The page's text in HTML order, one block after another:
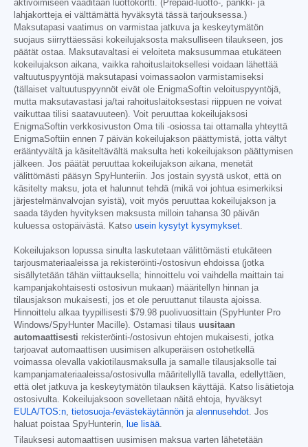
aktivoimiseen vaaditaan luottokortti. (Prepaid-luotto-, pankki- ja
lahjakortteja ei välttämättä hyväksytä tässä tarjouksessa.)
Maksutapasi vaatimus on varmistaa jatkuva ja keskeytymätön
suojaus siirryttäessäsi kokeilujaksosta maksulliseen tilaukseen, jos
päätät ostaa. Maksutavaltasi ei veloiteta maksusummaa etukäteen
kokeilujakson aikana, vaikka rahoituslaitoksellesi voidaan lähettää
valtuutuspyyntöjä maksutapasi voimassaolon varmistamiseksi
(tällaiset valtuutuspyynnöt eivät ole EnigmaSoftin veloituspyyntöjä,
mutta maksutavastasi ja/tai rahoituslaitoksestasi riippuen ne voivat
vaikuttaa tilisi saatavuuteen). Voit peruuttaa kokeilujaksosi
EnigmaSoftin verkkosivuston Oma tili -osiossa tai ottamalla yhteyttä
EnigmaSoftiin ennen 7 päivän kokeilujakson päättymistä, jotta vältyt
erääntyvältä ja käsiteltävältä maksulta heti kokeilujakson päättymisen
jälkeen. Jos päätät peruuttaa kokeilujakson aikana, menetät
välittömästi pääsyn SpyHunteriin. Jos jostain syystä uskot, että on
käsitelty maksu, jota et halunnut tehdä (mikä voi johtua esimerkiksi
järjestelmänvalvojan syistä), voit myös peruuttaa kokeilujakson ja
saada täyden hyvityksen maksusta milloin tahansa 30 päivän
kuluessa ostopäivästä. Katso usein kysytyt kysymykset.
Kokeilujakson lopussa sinulta laskutetaan välittömästi etukäteen
tarjousmateriaaleissa ja rekisteröinti-/ostosivun ehdoissa (jotka
sisällytetään tähän viittauksella; hinnoittelu voi vaihdella maittain tai
kampanjakohtaisesti ostosivun mukaan) määritellyn hinnan ja
tilausjakson mukaisesti, jos et ole peruuttanut tilausta ajoissa.
Hinnoittelu alkaa tyypillisesti $79.98 puolivuosittain (SpyHunter Pro
Windows/SpyHunter Macille). Ostamasi tilaus uusitaan
automaattisesti rekisteröinti-/ostosivun ehtojen mukaisesti, jotka
tarjoavat automaattisen uusimisen alkuperäisen ostohetkellä
voimassa olevalla vakiotilausmaksulla ja samalle tilausjaksolle tai
kampanjamateriaaleissa/ostosivulla määritellyllä tavalla, edellyttäen,
että olet jatkuva ja keskeytymätön tilauksen käyttäjä. Katso lisätietoja
ostosivulta. Kokeilujaksoon sovelletaan näitä ehtoja, hyväksyt
EULA/TOS:n, tietosuoja-/evästekäytännön ja alennusehdot. Jos
haluat poistaa SpyHunterin, lue lisää.
Tilauksesi automaattisen uusimisen maksua varten lähetetään